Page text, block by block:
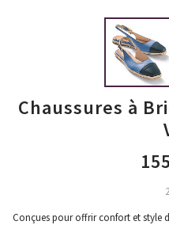
Chaussures à
Conçues pour offrir confort et style